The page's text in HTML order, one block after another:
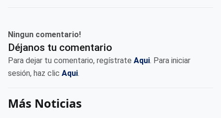
Ningun comentario!
Déjanos tu comentario
Para dejar tu comentario, regístrate Aqui. Para iniciar
sesión, haz clic Aqui.
Más Noticias